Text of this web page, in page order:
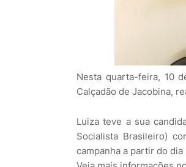
Nesta quarta-feira, 10
Calçadão de Jacobina,
Luiza teve a sua
Socialista Brasileiro)
campanha a partir do dia